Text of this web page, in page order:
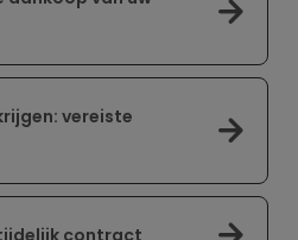
vereiste